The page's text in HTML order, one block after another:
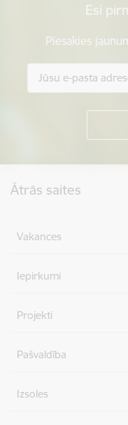
Esi
Piesakies
Ātrās saites
Vakances
Iepirkumi
Projekti
Pašvaldība
Izsoles